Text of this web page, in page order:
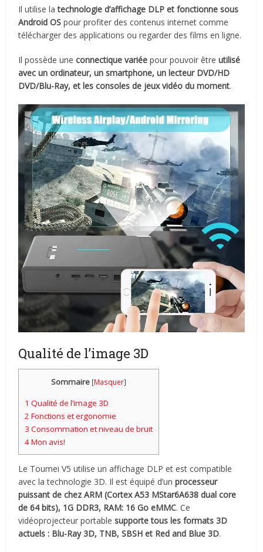
Il utilise latechnologie d’affichage DLP et fonctionne sous
Android OS pour profiter des contenus internet comme
télécharger des applications ou regarder des films en ligne.
Il possède uneconnectique variée pour pouvoir êtreutilisé
avec un ordinateur, un smartphone, un lecteur DVD/HD
DVD/Blu-Ray, et les consoles de jeux vidéo du moment.
Qualité de l’image 3D
Sommaire [Masquer]
1 Qualité de l’image 3D
2 Fonctions et ergonomie
3 Consommation et niveau de bruit
4Mon avis!
Le Toumei V5 utilise un affichage DLP et est compatible
avec la technologie 3D. Il est équipé d’unprocesseur
puissant de chez ARM (Cortex A53 MStar6A638 dual core
de 64 bits), 1G DDR3, RAM: 16 Go eMMC. Ce
vidéoprojecteur portablesupporte tous les formats 3D
actuels : Blu-Ray 3D, TNB, SBSH et Red and Blue 3D.